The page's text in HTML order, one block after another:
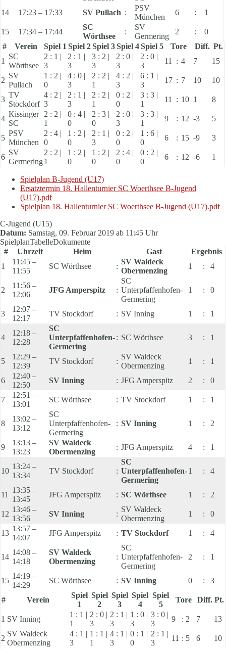
14 17:23 – 17:33 SV Pullach :
PSV
München
6 : 1
15 17:34 – 17:44
SC
Wörthsee
:
SV
Germering
2 :
0
#
Verein Spiel 1 Spiel 2 Spiel 3 Spiel 4 Spiel 5 Tore Diff. Pt.
1
SC
Wörthsee
2 : 1 |
3
2 : 1 |
3
3 : 2 |
3
2 : 0 |
3
2 : 0 |
3
11 : 4 7 15
2
SV
Pullach
1 : 2 |
0
4 : 0 |
3
2 : 2 |
1
4 : 2 |
3
6 : 1 |
3
17 : 7 10 10
3
TV
Stockdorf
4 : 2 |
3
2 : 1 |
3
2 : 2 |
1
0 : 2 |
0
3 : 3 |
1
11 : 10 1 8
4
Kissinger
SC
2 : 2 |
1
0 : 4 |
0
2 : 3 |
0
2 : 0 |
3
3 : 3 |
1
9 : 12 -3 5
5
PSV
München
2 : 4 |
0
1 : 2 |
0
2 : 1 |
3
0 : 2 |
0
1 : 6 |
0
6 : 15 -9 3
6
SV
Germering
2 : 2 |
1
1 : 2 |
0
1 : 2 |
0
2 : 4 |
0
0 : 2 |
0
6 : 12 -6 1
Spielplan B-Jugend (U17)
Ersatztermin 18. Hallenturnier SC Woerthsee B-Jugend
(U17).pdf
Spielplan 18. Hallenturnier SC Woerthsee B-Jugend (U17).pdf
C-Jugend (U15)
Datum: Samstag, 09. Februar 2019 ab 11:45 Uhr
SpielplanTabelleDokumente
#
Uhrzeit Heim Gast
Ergebnis
1
11:45 –
11:55
SC Wörthsee :
SV Waldeck
Obermenzing
1 : 4
2
11:56 –
12:06
JFG Amperspitz :
SC
Unterpfaffenhofen-
Germering
1 : 0
3
12:07 –
12:17
TV Stockdorf : SV Inning 1 : 1
4
12:18 –
12:28
SC
Unterpfaffenhofen-
Germering
: SC Wörthsee 3 : 1
5
12:29 –
12:39
TV Stockdorf :
SV Waldeck
Obermenzing
1 : 1
6
12:40 –
12:50
SV Inning : JFG Amperspitz 2 : 0
7
12:51 –
13:01
SC Wörthsee : TV Stockdorf 1 : 1
8
13:02 –
13:12
SC
Unterpfaffenhofen-
Germering
: SV Inning 1 : 2
9
13:13 –
13:23
SV Waldeck
Obermenzing
: JFG Amperspitz 4 : 1
10
13:24 –
13:34
TV Stockdorf :
SC
Unterpfaffenhofen-
Germering
1 : 4
11
13:35 –
13:45
JFG Amperspitz : SC Wörthsee 1 : 2
12
13:46 –
13:56
SV Inning :
SV Waldeck
Obermenzing
1 : 0
13
13:57 –
14:07
JFG Amperspitz : TV Stockdorf 1 : 4
14
14:08 –
14:18
SV Waldeck
Obermenzing
:
SC
Unterpfaffenhofen-
Germering
2 : 1
15
14:19 –
14:29
SC Wörthsee : SV Inning 0 : 3
# Verein
Spiel
1
Spiel
2
Spiel
3
Spiel
4
Spiel
5
Tore Diff. Pt.
1 SV Inning
1 : 1 |
1
2 : 0 |
3
2 : 1 |
3
1 : 0 |
3
3 : 0 |
3
9 : 2 7 13
2
SV Waldeck
Obermenzing
4 : 1 |
3
1 : 1 |
1
4 : 1 |
3
0 : 1 |
0
2 : 1 |
3
11 : 5 6
10